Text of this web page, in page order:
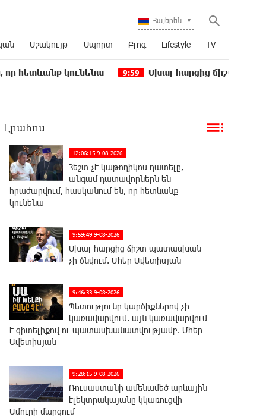
Հայերեն
Մշակույթ Սպորտ Բլոգ Lifestyle TV
կունենա 9:59 Սխալ հարցից ճիշտ պատասխան չի
Լրահոս
12:06:15 9-08-2026
Հեշտ չէ կաթողիկոս դատելը,
անգամ դատավորներն են
հրաժարվում, հասկանում են, որ հետևանք
կունենա
9:59:49 9-08-2026
Սխալ հարցից ճիշտ պատասխան
չի ծնվում. Մհեր Ավետիսյան
9:46:33 9-08-2026
Պետությունը կարծիքներով չի
կառավարվում. այն կառավարվում
է գիտելիքով ու պատասխանատվությամբ. Մհեր
Ավետիսյան
9:28:15 9-08-2026
Ռուսաստանի ամենամեծ արևային
էլեկտրակայանը կկառուցվի
Ամուրի մարզում